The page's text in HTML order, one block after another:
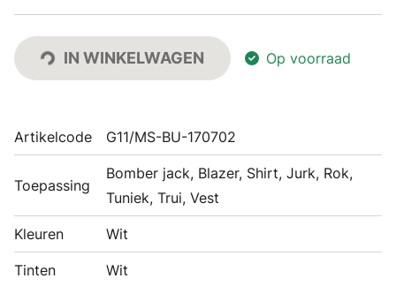
IN WINKELWAGEN Op voorraad
Artikelcode G11/MS-BU-170702
Toepassing
Bomber jack, Blazer, Shirt, Jurk, Rok,
Tuniek, Trui, Vest
Kleuren Wit
Tinten Wit